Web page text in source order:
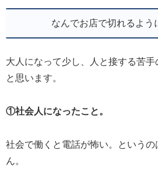
なんでお店で切れるよう
大人になって少し、人と接する苦
と思います。
①社会人になったこと。
社会で働くと電話が怖い。という
ん。